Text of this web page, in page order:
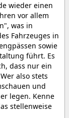
wieder einen
vor allem
was in
Fahrzeuges in
sowie
führt. Es
dass nur ein
also stets
und
legen. Kenne
stellenweise